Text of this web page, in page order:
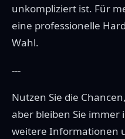
unkompliziert ist. Für
eine professionelle
Wahl.
---
Nutzen Sie die
aber bleiben Sie immer
weitere Informationen